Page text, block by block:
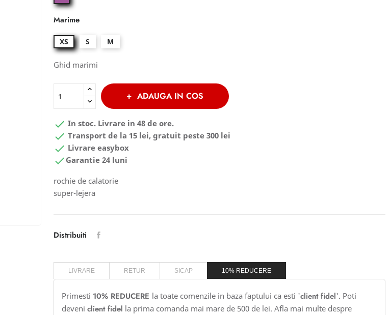
Marime
XS S M
Ghid marimi
ADAUGA IN COS
 In stoc. Livrare in 48 de ore.
 Transport de la 15 lei, gratuit peste 300 lei
 Livrare easybox
 Garantie 24 luni
rochie de calatorie
super-lejera
Distribuiti
LIVRARE RETUR SICAP 10% REDUCERE
Primesti 10% REDUCERE la toate comenzile in baza faptului ca esti 'client fidel'. Poti
deveni client fidel la prima comanda mai mare de 500 de lei. Afla mai multe despre